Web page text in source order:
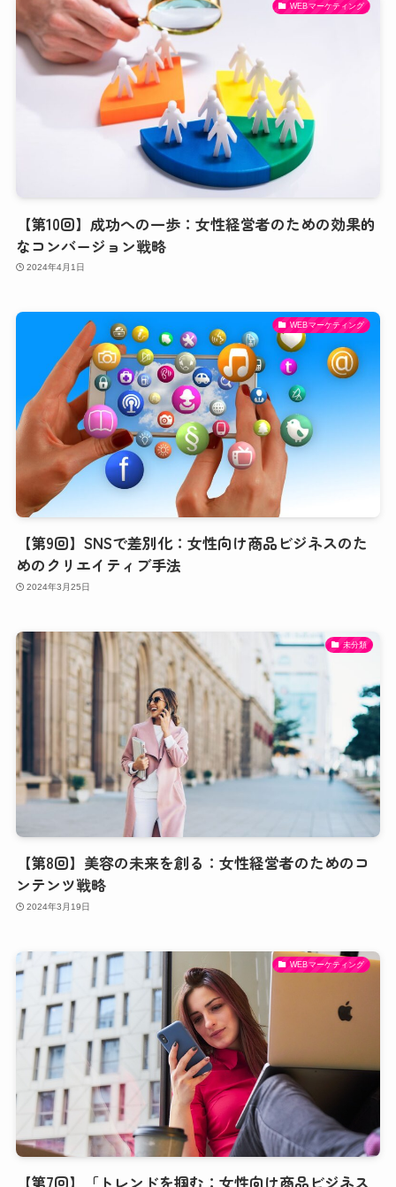
WEBマーケティング
【第10回】成功への一歩：女性経営者のための効果的
なコンバージョン戦略
2024年4月1日
WEBマーケティング
【第9回】SNSで差別化：女性向け商品ビジネスのた
めのクリエイティブ手法
2024年3月25日
未分類
【第8回】美容の未来を創る：女性経営者のためのコ
ンテンツ戦略
2024年3月19日
WEBマーケティング
【第7回】「トレンドを掴む：女性向け商品ビジネス